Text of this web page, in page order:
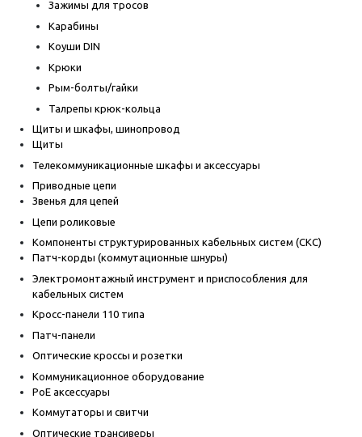
Зажимы для тросов
Карабины
Коуши DIN
Крюки
Рым-болты/гайки
Талрепы крюк-кольца
Щиты и шкафы, шинопровод
Щиты
Телекоммуникационные шкафы и аксессуары
Приводные цепи
Звенья для цепей
Цепи роликовые
Компоненты структурированных кабельных систем (СКС)
Патч-корды (коммутационные шнуры)
Электромонтажный инструмент и приспособления для
кабельных систем
Кросс-панели 110 типа
Патч-панели
Оптические кроссы и розетки
Коммуникационное оборудование
PoE аксессуары
Коммутаторы и свитчи
Оптические трансиверы